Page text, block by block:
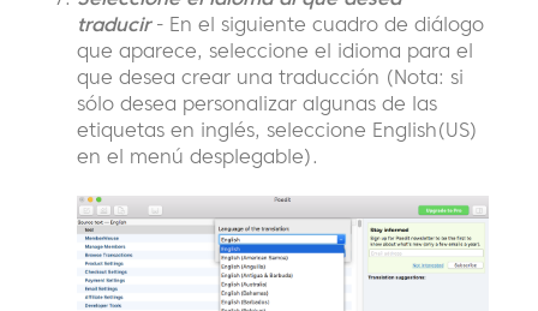
traducir - En el siguiente cuadro de diálogo
que aparece, seleccione el idioma para el
que desea crear una traducción (Nota: si
sólo desea personalizar algunas de las
etiquetas en inglés, seleccione English(US)
en el menú desplegable).